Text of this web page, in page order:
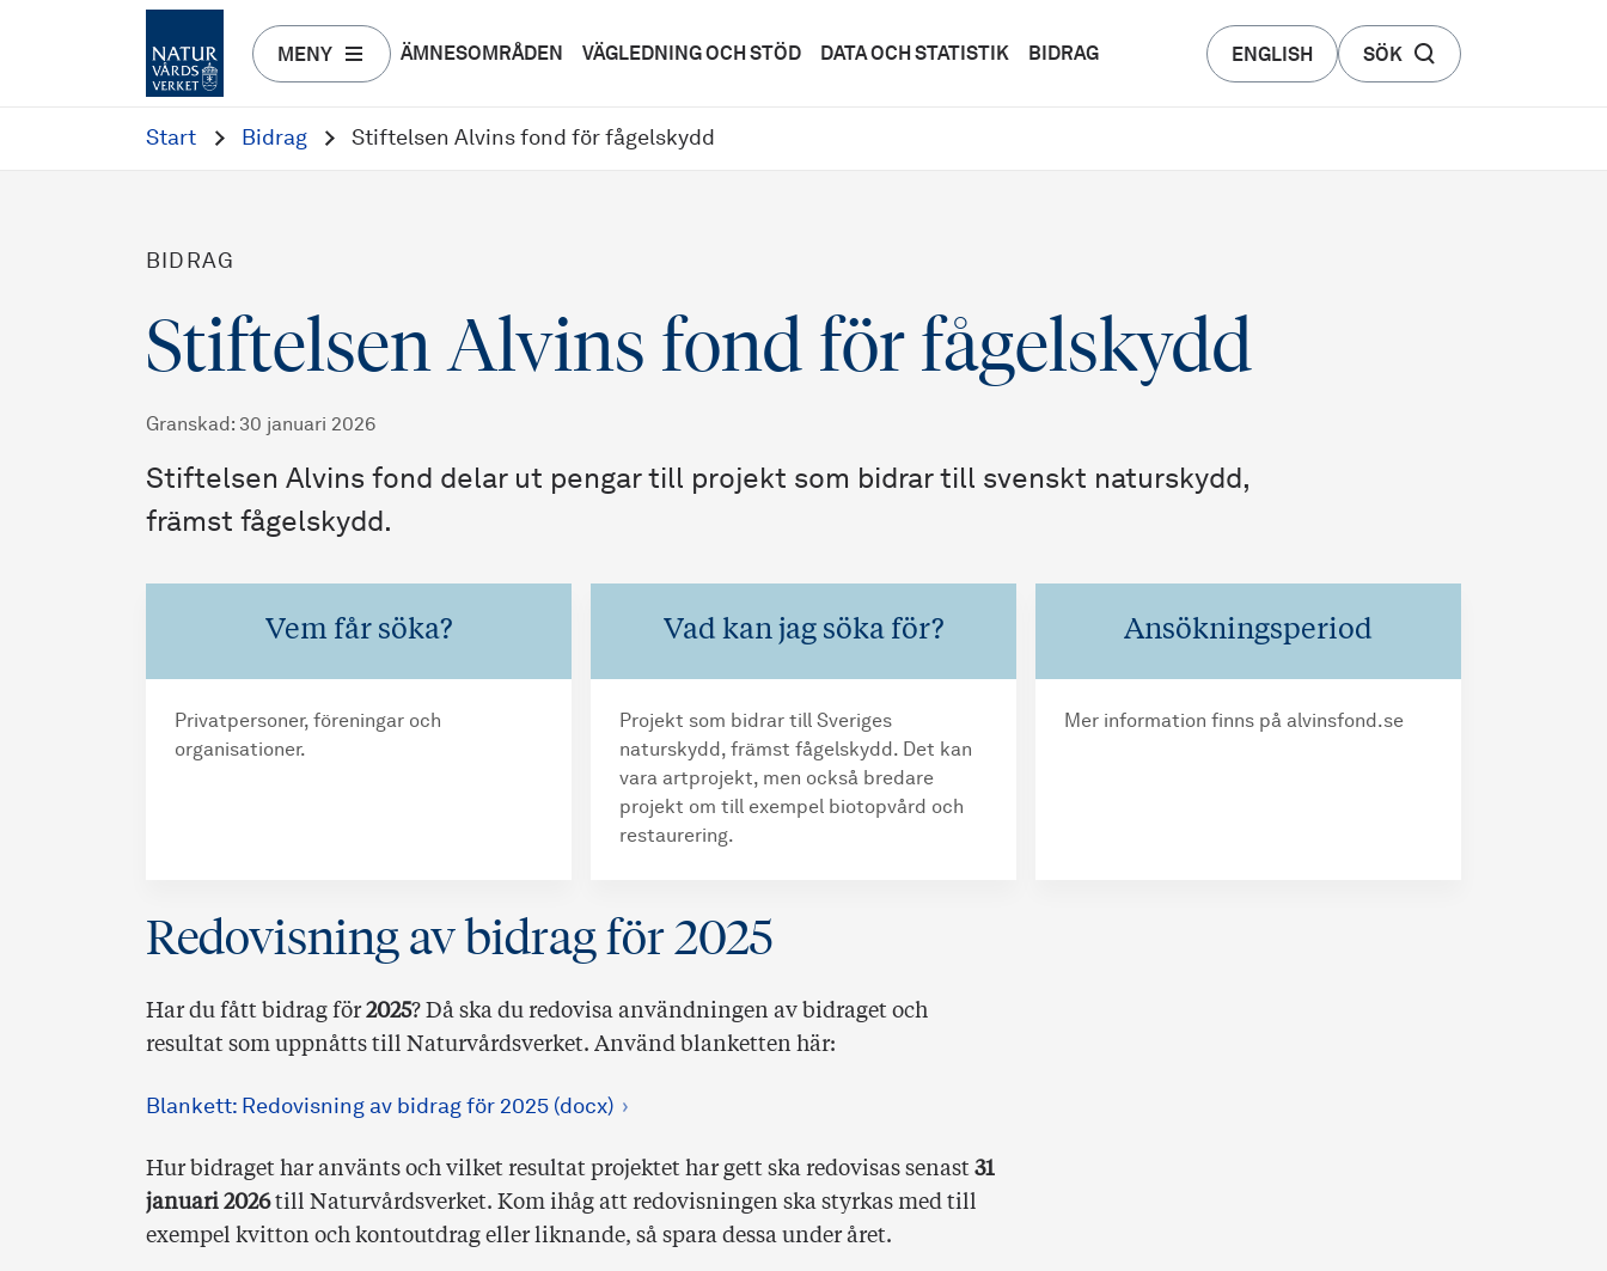
MENY ÄMNESOMRÅDEN VÄGLEDNING OCH STÖD DATA OCH STATISTIK BIDRAG ENGLISH SÖK
Start Bidrag Stiftelsen Alvins fond för fågelskydd
BIDRAG
Stiftelsen Alvins fond för fågelskydd
Granskad : 30 januari 2026
Stiftelsen Alvins fond delar ut pengar till projekt som bidrar till svenskt naturskydd,
främst fågelskydd.
Vem får söka?
Privatpersoner, föreningar och
organisationer.
Vad kan jag söka för?
Projekt som bidrar till Sveriges
naturskydd, främst fågelskydd. Det kan
vara artprojekt, men också bredare
projekt om till exempel biotopvård och
restaurering.
Ansökningsperiod
Mer information finns på alvinsfond.se
Redovisning av bidrag för 2025
Har du fått bidrag för2025? Då ska du redovisa användningen av bidraget och
resultat som uppnåtts till Naturvårdsverket. Använd blanketten här:
Blankett: Redovisning av bidrag för 2025 (docx)
Hur bidraget har använts och vilket resultat projektet har gett ska redovisas senast 31
januari 2026till Naturvårdsverket. Kom ihåg att redovisningen ska styrkas med till
exempel kvitton och kontoutdrag eller liknande, så spara dessa under året.